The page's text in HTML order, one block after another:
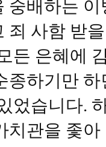
숭배하는
죄 사함 받
든 은혜에
종하기만
었습니다.
치관을 좇